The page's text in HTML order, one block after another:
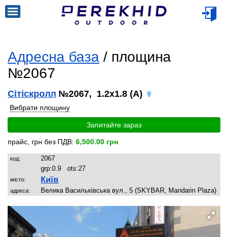
Адресна база / площина
№2067
Сітіскролл №2067, 1.2x1.8 (A)
Вибрати площину
Запитайте зараз
прайс, грн без ПДВ: 6,500.00 грн
код:
2067
grp:0.9 ots:27
місто: Київ
адреса: Велика Васильківська вул., 5 (SKYBAR, Mandarin Plaza)